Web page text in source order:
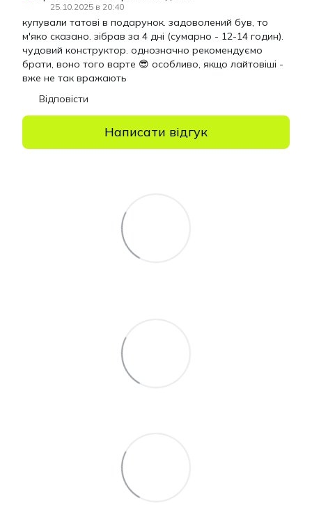
25.10.2025 в 20:40
купували татові в подарунок. задоволений був, то
м'яко сказано. зібрав за 4 дні (сумарно - 12-14 годин).
чудовий конструктор. однозначно рекомендуємо
брати, воно того варте 😎 особливо, якщо лайтовіші -
вже не так вражають
Відповісти
Написати відгук